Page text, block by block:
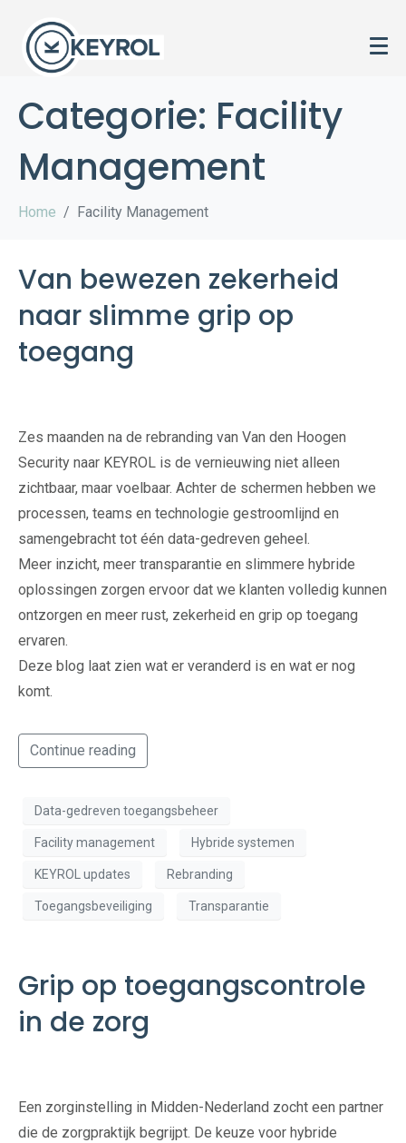
Categorie: Facility
Management
Home Facility Management
Van bewezen zekerheid
naar slimme grip op
toegang
Zes maanden na de rebranding van Van den Hoogen
Security naar KEYROL is de vernieuwing niet alleen
zichtbaar, maar voelbaar. Achter de schermen hebben we
processen, teams en technologie gestroomlijnd en
samengebracht tot één data-gedreven geheel.
Meer inzicht, meer transparantie en slimmere hybride
oplossingen zorgen ervoor dat we klanten volledig kunnen
ontzorgen en meer rust, zekerheid en grip op toegang
ervaren.
Deze blog laat zien wat er veranderd is en wat er nog
komt.
Continue reading
Data-gedreven toegangsbeheer
Facility management Hybride systemen
KEYROL updates Rebranding
Toegangsbeveiliging Transparantie
Grip op toegangscontrole
in de zorg
Een zorginstelling in Midden-Nederland zocht een partner
die de zorgpraktijk begrijpt. De keuze voor hybride